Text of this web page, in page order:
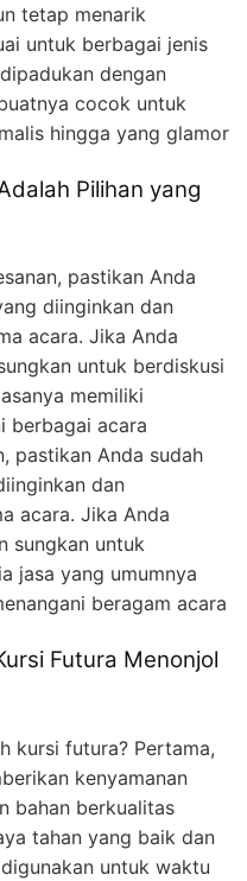
tetap menarik
untuk berbagai jenis
dengan
cocok untuk
hingga yang glamor
Pilihan yang
pastikan Anda
diinginkan dan
acara. Jika Anda
untuk berdiskusi
memiliki
berbagai acara
pastikan Anda sudah
dan
acara. Jika Anda
sungkan untuk
jasa yang umumnya
beragam acara
Futura Menonjol
kursi futura? Pertama,
kenyamanan
bahan berkualitas
tahan yang baik dan
untuk waktu